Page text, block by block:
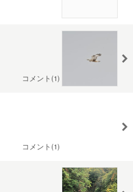
コメント(1)
コメント(1)